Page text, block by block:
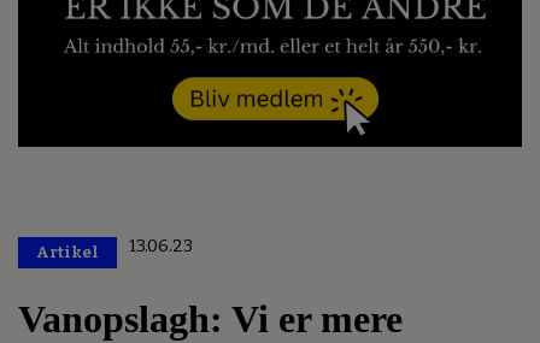
Artikel 13.06.23
Vanopslagh: Vi er mere